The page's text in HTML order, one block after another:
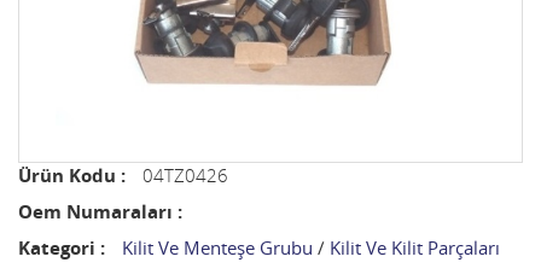
Ürün Kodu :
04TZ0426
Oem Numaraları :
Kategori :
Kilit Ve Menteşe Grubu / Kilit Ve Kilit Parçaları